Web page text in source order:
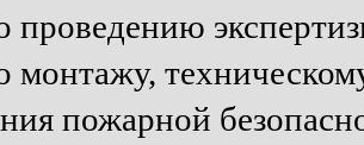
проведению
монтажу,
пожарной